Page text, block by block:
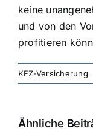
keine
und von den
profitieren
KFZ-Versicherung
Ähnliche